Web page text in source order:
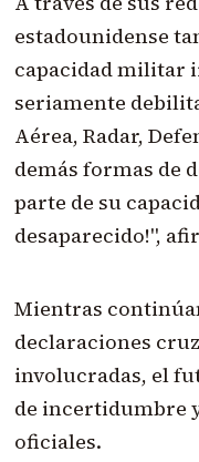
estadounidense
capacidad militar
seriamente
Aérea, Radar,
demás formas de
parte de su
desaparecido!",
Mientras
declaraciones
involucradas, el
de incertidumbre
oficiales.